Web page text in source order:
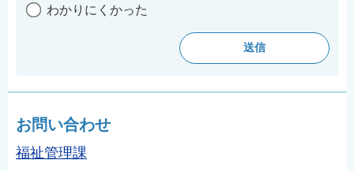
わかりにくかった
お問い合わせ
福祉管理課